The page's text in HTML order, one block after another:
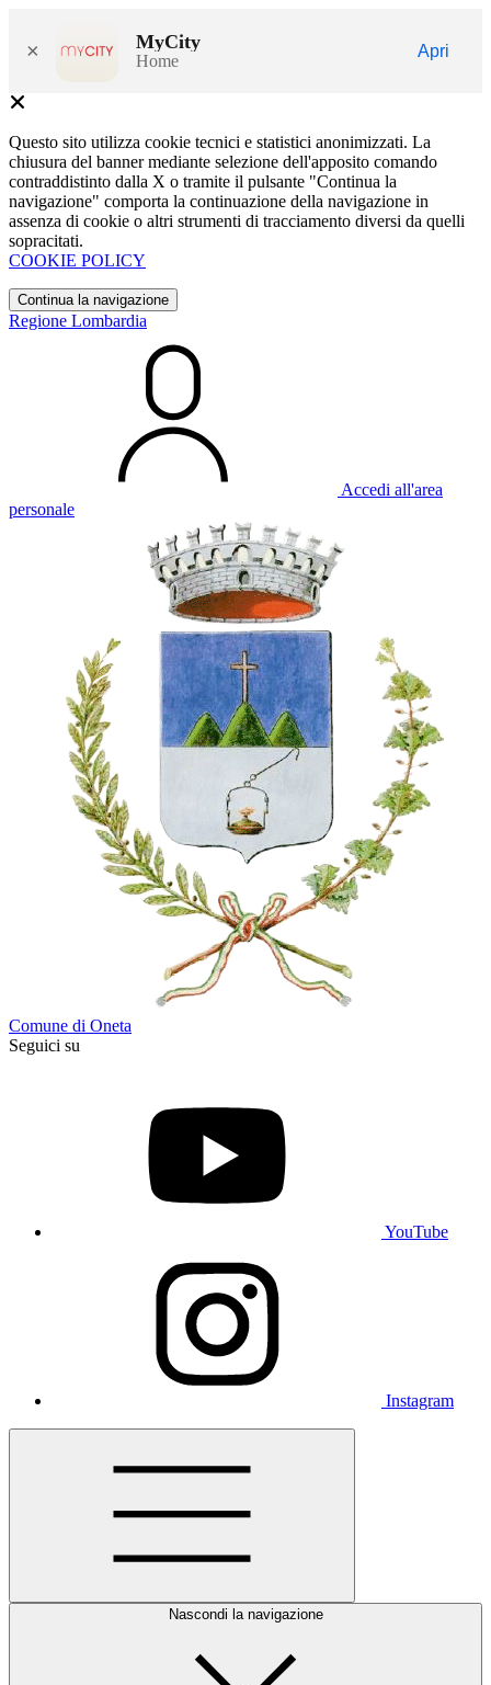
× MyCity
Home
Apri
Questo sito utilizza cookie tecnici e statistici anonimizzati. La
chiusura del banner mediante selezione dell'apposito comando
contraddistinto dalla X o tramite il pulsante "Continua la
navigazione" comporta la continuazione della navigazione in
assenza di cookie o altri strumenti di tracciamento diversi da quelli
sopracitati.
COOKIE POLICY
Continua la navigazione
Regione Lombardia
Accedi all'area
personale
Comune di Oneta
Seguici su
YouTube
Instagram
Nascondi la navigazione